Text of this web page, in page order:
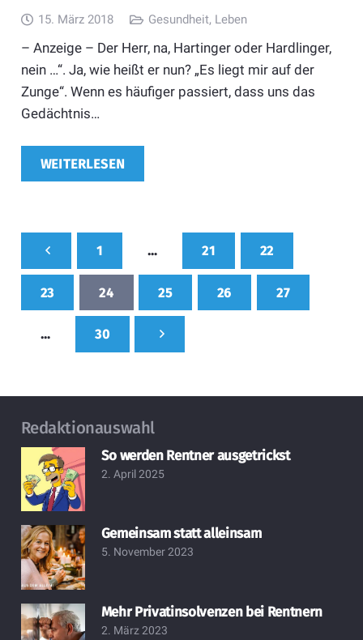
15. März 2018 Gesundheit, Leben
– Anzeige – Der Herr, na, Hartinger oder Hardlinger,
nein …“. Ja, wie heißt er nun? „Es liegt mir auf der
Zunge“. Wenn es häufiger passiert, dass uns das
Gedächtnis…
WEITERLESEN
1 … 21 22
23 24 25 26 27
… 30
Redaktionauswahl
So werden Rentner ausgetrickst
2. April 2025
Gemeinsam statt alleinsam
5. November 2023
Mehr Privatinsolvenzen bei Rentnern
2. März 2023